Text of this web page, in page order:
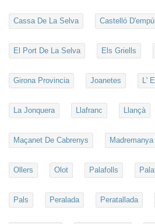
Cassa De La Selva Castelló
El Port De La Selva Els Griells
Girona Provincia Joanetes L'
La Jonquera Llafranc Llançà
Maçanet De Cabrenys Madremanya
Ollers Olot Palafolls
Pals Peralada Peratallada